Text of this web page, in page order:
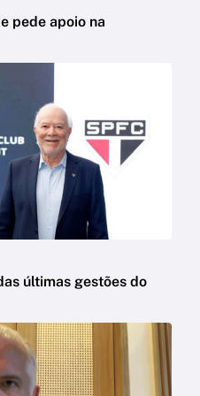
pede apoio na
últimas gestões do